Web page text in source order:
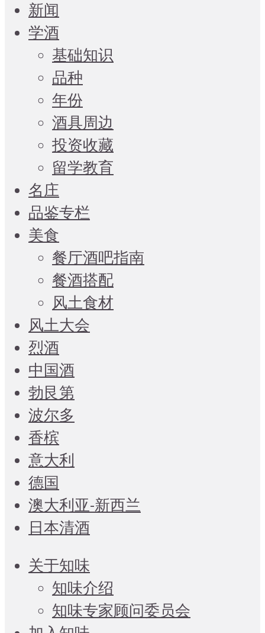
新闻
学酒
基础知识
品种
年份
酒具周边
投资收藏
留学教育
名庄
品鉴专栏
美食
餐厅酒吧指南
餐酒搭配
风土食材
风土大会
烈酒
中国酒
勃艮第
波尔多
香槟
意大利
德国
澳大利亚-新西兰
日本清酒
关于知味
知味介绍
知味专家顾问委员会